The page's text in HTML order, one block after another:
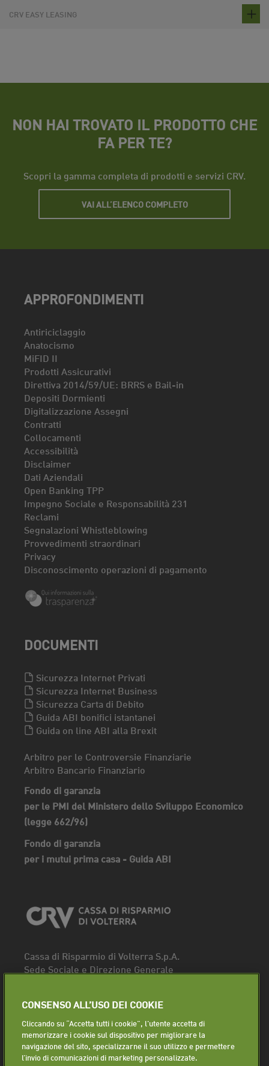
CRV EASY LEASING
NON HAI TROVATO IL PRODOTTO CHE
FA PER TE?
Scopri la gamma completa di prodotti e servizi CRV.
VAI ALL’ELENCO COMPLETO
APPROFONDIMENTI
Antiriciclaggio
Anatocismo
MiFID II
Prodotti Assicurativi
Direttiva 2014/59/UE: BRRS e Bail-in
Depositi Dormienti
Digitalizzazione Assegni
Contratti
Collocamenti
Accessibilità
Disclaimer
Dati Aziendali
Open Banking TPP
Impegno Sociale e Responsabilità 231
Reclami
Segnalazioni Whistleblowing
Provvedimenti straordinari
Privacy
Disconoscimento operazioni di pagamento
DOCUMENTI
Sicurezza Internet Privati
Sicurezza Internet Business
Sicurezza Carta di Debito
Guida ABI bonifici istantanei
Guida on line ABI alla Brexit
Arbitro per le Controversie Finanziarie
Arbitro Bancario Finanziario
Fondo di garanzia
per le PMI del Ministero dello Sviluppo Economico
(legge 662/96)
Fondo di garanzia
per i mutui prima casa - Guida ABI
Cassa di Risparmio di Volterra S.p.A.
Sede Sociale e Direzione Generale
Fax. 0588 86940
Segui la pagina
Lavora con noi
CONSENSO ALL’USO DEI COOKIE
Cliccando su “Accetta tutti i cookie”, l'utente accetta di
memorizzare i cookie sul dispositivo per migliorare la
navigazione del sito, specializzarne il suo utilizzo e permettere
l’invio di comunicazioni di marketing personalizzate.